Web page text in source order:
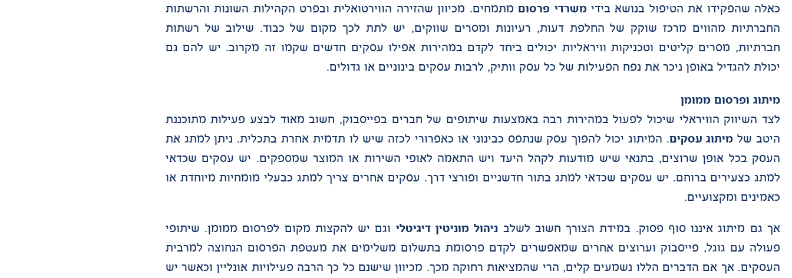
כאלה שהפקידו את הטיפול בנושא בידימשרדי פרסוםמתמחים. מכיוון שהזירה הווירטואלית ובפרט הקהילות השונות והרשתות
החברתיות מהווים מרכז שוקק של החלפת דעות, רעיונות ומסרים שווקים, יש לתת לכך מקום של כבוד. שילוב של רשתות
חברתיות, מסרים קליטים וטכניקות וויראליות יכולים ביחד לקדם במהירות אפילו עסקים חדשים שקמו זה מקרוב. יש להם גם
יכולת להגדיל באופן ניכר את נפח הפעילות של כל עסק וותיק, לרבות עסקים בינוניים או גדולים.
מיתוג ופרסום ממומן
לצד השיווק הוויראלי שיכול לפעול במהירות רבה באמצעות שיתופים של חברים בפייסבוק, חשוב מאוד לבצע פעילות מתוכננת
היטב של מיתוג עסקים. המיתוג יכול להפוך עסק שנתפס כבינוני או כאפרורי לכזה שיש לו תדמית אחרת בתכלית. ניתן למתג את
העסק בכל אופן שרוצים, בתנאי שיש מודעות לקהל היעד ויש התאמה לאופי השירות או המוצר שמספקים. יש עסקים שכדאי
למתג כצעירים ברוחם. יש עסקים שכדאי למתג בתור חדשניים ופורצי דרך. עסקים אחרים צריך למתג כבעלי מומחיות מיוחדת או
כאמינים ומקצועיים.
אך גם מיתוג איננו סוף פסוק. במידת הצורך חשוב לשלב ניהול מוניטין דיגיטלי וגם יש להקצות מקום לפרסום ממומן. שיתופי
פעולה עם גוגל, פייסבוק וערוצים אחרים שמאפשרים לקדם פרסומת בתשלום משלימים את מעטפת הפרסום הנחוצה למרבית
העסקים. אך אם הדברים הללו נשמעים קלים, הרי שהמציאות רחוקה מכך. מכיוון שישנם כל כך הרבה פעילויות אונליין וכאשר יש